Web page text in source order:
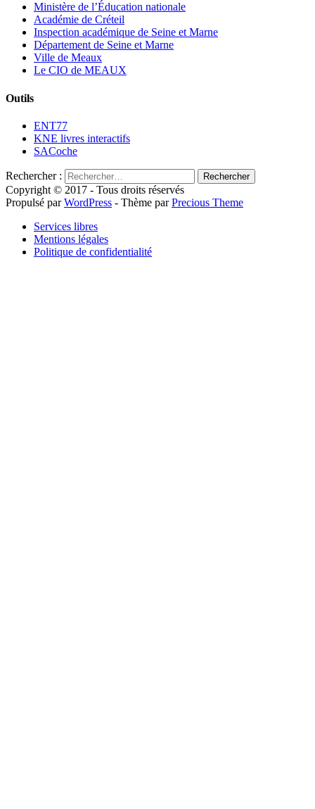
Ministère de l’Éducation nationale
Académie de Créteil
Inspection académique de Seine et Marne
Département de Seine et Marne
Ville de Meaux
Le CIO de MEAUX
Outils
ENT77
KNE livres interactifs
SACoche
Rechercher :
Copyright © 2017 - Tous droits réservés
Propulsé parWordPress - Thème parPrecious Theme
Services libres
Mentions légales
Politique de confidentialité